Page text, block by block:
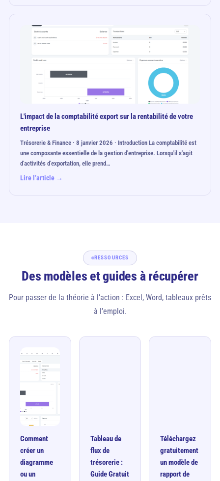
L'impact de la comptabilité export sur la rentabilité de votre
entreprise
Trésorerie & Finance · 8 janvier 2026 · Introduction La comptabilité est
une composante essentielle de la gestion d'entreprise. Lorsqu'il s'agit
d'activités d'exportation, elle prend…
Lire l’article →
RESSOURCES
Des modèles et guides à récupérer
Pour passer de la théorie à l’action : Excel, Word, tableaux prêts
à l’emploi.
Comment
créer un
diagramme
ou un
Tableau de
flux de
trésorerie :
Guide Gratuit
Téléchargez
gratuitement
un modèle de
rapport de